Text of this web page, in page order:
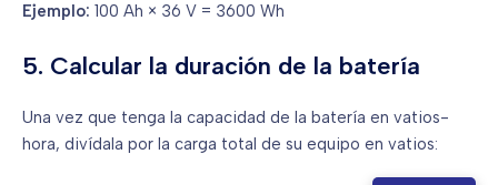
Ejemplo: 100 Ah × 36 V = 3600 Wh
5. Calcular la duración de la batería
Una vez que tenga la capacidad de la batería en vatios-
hora, divídala por la carga total de su equipo en vatios: